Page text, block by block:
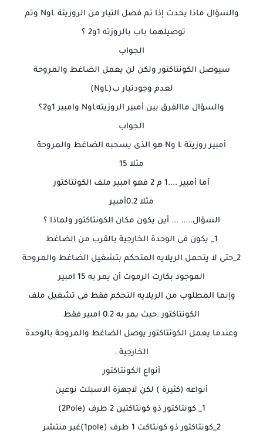
والسؤال ماذا يحدث إذا تم فصل التيار من الروزيتة LوN وتم
توصيلهما باب بالروزته 1و2 ؟
الجواب
سيوصل الكونتاكتور ولكن لن يعمل الضاغط والمروحة
لعدم وجودتيار ب(LوN)
والسؤال ماالفرق بين أمبير الروزيتهLوN وامبير 1و2؟
الجواب
أمبير روزيتة L وN هو الذى يسحبه الضاغط والمروحة
مثلا 15
أما أمبير ....1 م 2 فهو امبير ملف الكونتاكتور
مثلا 0.2أمبير
السؤال..... ... أين يكون مكان الكونتاكتور ولماذا ؟
1_ يكون فى الوحدة الخارجية بالقرب من الضاغط
2_حتى لا يتحمل الريلايه المتحكم بتشغيل الضاغط والمروحة
الموجود بكارت الرموت أن يمر به 15 امبير
وإنما المطلوب من الريلايه التحكم فقط فى تشغيل ملف
الكونتاكتور .حيث يمر به 0.2 امبير فقط
وعندما يعمل الكونتاكتور يوصل الضاغط والمروحة بالوحدة
الخارجية .
أنواع الكونتاكتور
أنواعه (كثيرة ) لكن لاجهزة الاسبلت نوعين
1_ كونتاكتور ذو كونتاكتين 2 طرف (2Pole)
2_كونتاكتور ذو كونتاكت 1 طرف (1pole)غير منتشر